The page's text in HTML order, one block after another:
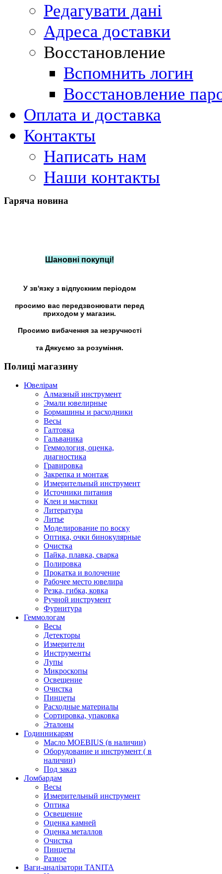
Редагувати дані
Адреса доставки
Восстановление
Вспомнить логин
Восстановление
Оплата и доставка
Контакты
Написать нам
Наши контакты
Гаряча новина
Шановні покупці!
У зв'язку з відпускним періодом
просимо вас передзвонювати перед
приходом у магазин.
Просимо вибачення за незручності
та Дякуємо за розуміння.
Полиці магазину
Ювелірам
Алмазный инструмент
Эмали ювелирные
Бормашины и расходники
Весы
Галтовка
Гальваника
Геммология, оценка,
диагностика
Гравировка
Закрепка и монтаж
Измерительный инструмент
Источники питания
Клеи и мастики
Литература
Литье
Моделирование по воску
Оптика, очки бинокулярные
Очистка
Пайка, плавка, сварка
Полировка
Прокатка и волочение
Рабочее место ювелира
Резка, гибка, ковка
Ручной инструмент
Фурнитура
Геммологам
Весы
Детекторы
Измерители
Инструменты
Лупы
Микроскопы
Освещение
Очистка
Пинцеты
Расходные материалы
Сортировка, упаковка
Эталоны
Годинникарям
Масло MOEBIUS (в наличии)
Оборудование и инструмент ( в
наличии)
Под заказ
Ломбардам
Весы
Измерительный инструмент
Оптика
Освещение
Оценка камней
Оценка металлов
Очистка
Пинцеты
Разное
Ваги-аналізатори TANITA